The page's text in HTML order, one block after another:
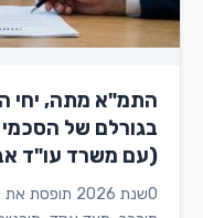
התמ"א מתה, יחי
(עם משרד עו"ד
0שנת 2026